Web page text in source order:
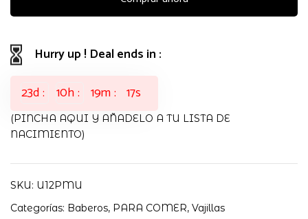
BEIGE
MUM
cantidadHurry up ! Deal ends in :
23d 10h 19m 16s
(PINCHA AQUI Y AÑADELO A TU LISTA DE
NACIMIENTO)
SKU: U12PMU
Categorías: Baberos, PARA COMER, Vajillas